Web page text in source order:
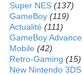
Super NES (137)
GameBoy (119)
Actualité (111)
GameBoy Advance
Mobile (42)
Retro-Gaming (15)
New Nintendo 3DS